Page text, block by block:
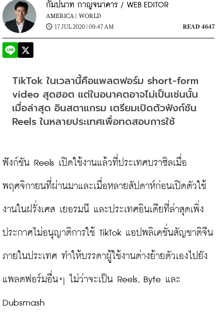
กัมปนาท กาญจนาคาร / WEB EDITOR
AMERICA | WORLD
17 JUL 2020 | 09:47 AM
READ 4647
TikTok ในเวลานี้คือแพลตฟอร์ม short-form
video สุดฮอต แต่ในอนาคตอาจไม่เป็นเช่นนั้น
เมื่อล่าสุด อินสตาแกรม เตรียมเปิดตัวฟังก์ชัน
Reels ในหลายประเทศเพื่อทดสอบการใช้
ฟังก์ชัน Reels เปิดใช้งานแล้วที่ประเทศบราซิลเมื่อ
พฤศจิกายนที่ผ่านมาและเมื่อหลายสัปดาห์ก่อนเปิดตัวใช้
งานในฝรั่งเศส เยอรมนี และประเทศอินเดียที่ล่าสุดเพิ่ง
ประกาศไม่อนุญาติการใช้ TikTok แอปพลิเคชั่นสัญชาติจีน
ภายในประเทศ ทำให้บรรดาผู้ใช้งานต่างย้ายตัวเองไปยัง
แพลตฟอร์มอื่นๆ ไม่ว่าจะเป็น Reels, Byte และ
Dubsmash